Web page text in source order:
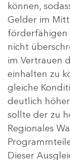
können,
Gelder im
förderfähigen
nicht
im Vertrauen
einhalten zu
gleiche
deutlich
sollte der zu
Regionales
Dieser